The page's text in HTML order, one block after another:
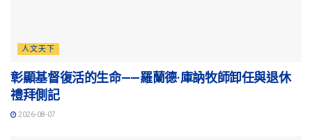
人文天下
彰顯基督復活的生命——羅蘭德·庫訥牧師卸任與退休
禮拜側記
2026-08-07